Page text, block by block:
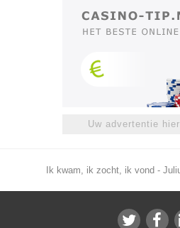
Uw advertentie
Ik kwam, ik zocht, ik vond -